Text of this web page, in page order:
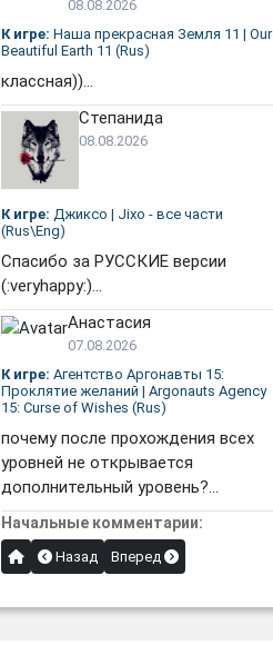
08.08.2026
К игре: Наша прекрасная Земля 11 | Our
Beautiful Earth 11 (Rus)
классная))...
Степанида
08.08.2026
К игре: Джиксо | Jixo - все части
(Rus\Eng)
Спасибо за РУССКИЕ версии
(:veryhappy:)...
Анастасия
07.08.2026
К игре: Агентство Аргонавты 15:
Проклятие желаний | Argonauts Agency
15: Curse of Wishes (Rus)
почему после прохождения всех
уровней не открывается
дополнительный уровень?...
Начальные комментарии:
Назад Вперед